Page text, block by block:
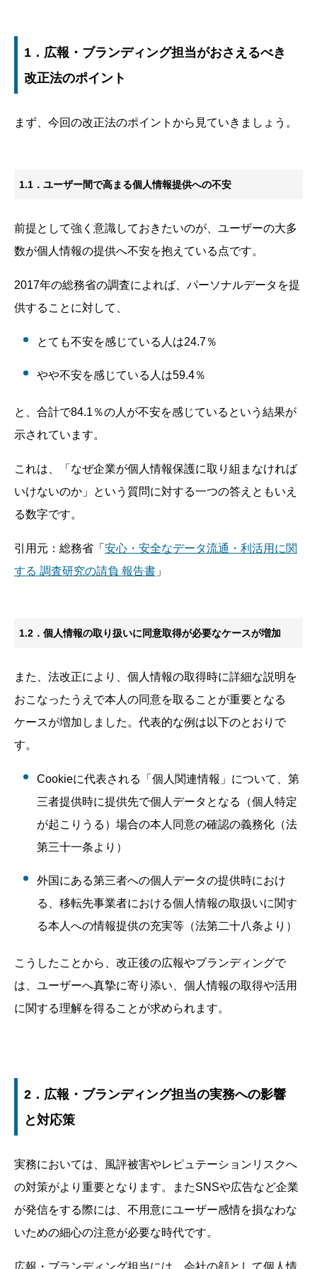
1．広報・ブランディング担当がおさえるべき
改正法のポイント
まず、今回の改正法のポイントから見ていきましょう。
1.1．ユーザー間で高まる個人情報提供への不安
前提として強く意識しておきたいのが、ユーザーの大多
数が個人情報の提供へ不安を抱えている点です。
2017年の総務省の調査によれば、パーソナルデータを提
供することに対して、
とても不安を感じている人は24.7％
やや不安を感じている人は59.4％
と、合計で84.1％の人が不安を感じているという結果が
示されています。
これは、「なぜ企業が個人情報保護に取り組まなければ
いけないのか」という質問に対する一つの答えともいえ
る数字です。
引用元：総務省「 安心・安全なデータ流通・利活用に関
する 調査研究の請負 報告書 」
1.2．個人情報の取り扱いに同意取得が必要なケースが増加
また、法改正により、個人情報の取得時に詳細な説明を
おこなったうえで本人の同意を取ることが重要となる
ケースが増加しました。代表的な例は以下のとおりで
す。
Cookieに代表される「個人関連情報」について、第
三者提供時に提供先で個人データとなる（個人特定
が起こりうる）場合の本人同意の確認の義務化（法
第三十一条より）
外国にある第三者への個人データの提供時におけ
る、移転先事業者における個人情報の取扱いに関す
る本人への情報提供の充実等（法第二十八条より）
こうしたことから、改正後の広報やブランディングで
は、ユーザーへ真摯に寄り添い、個人情報の取得や活用
に関する理解を得ることが求められます。
2．広報・ブランディング担当の実務への影響
と対応策
実務においては、風評被害やレピュテーションリスクへ
の対策がより重要となります。またSNSや広告など企業
が発信をする際には、不用意にユーザー感情を損なわな
いための細心の注意が必要な時代です。